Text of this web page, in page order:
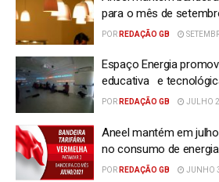
para o mês de
POR REDAÇÃO GB
Espaço Energia
educativa e
POR REDAÇÃO GB JULHO
Aneel mantém em
no consumo de energia
POR REDAÇÃO GB JUNHO